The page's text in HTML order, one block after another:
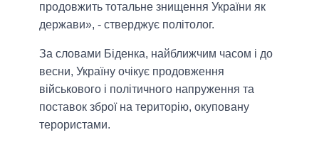
продовжить тотальне знищення України як
держави», - стверджує політолог.
За словами Біденка, найближчим часом і до
весни, Україну очікує продовження
військового і політичного напруження та
поставок зброї на територію, окуповану
терористами.